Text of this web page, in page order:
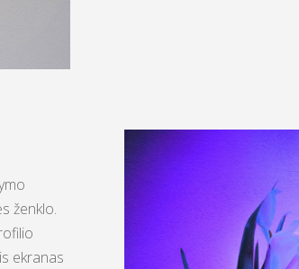
ženklo.
ekranas